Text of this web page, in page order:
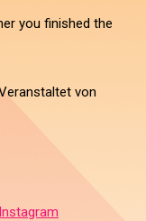
you finished the
von